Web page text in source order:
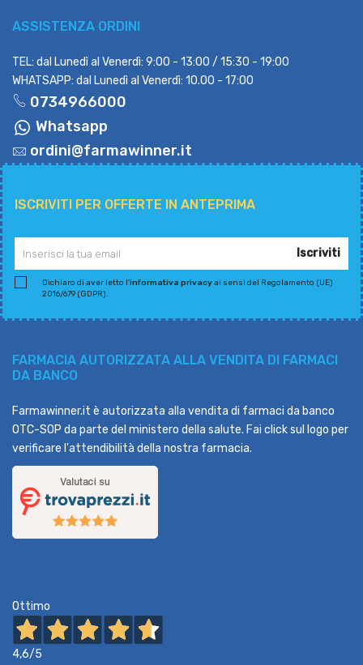
ASSISTENZA ORDINI
TEL: dal Lunedì al Venerdì: 9:00 - 13:00 / 15:30 - 19:00
WHATSAPP: dal Lunedì al Venerdì: 10.00 - 17:00
0734966000
Whatsapp
ordini@farmawinner.it
ISCRIVITI PER OFFERTE IN ANTEPRIMA
Iscriviti
Dichiaro di aver letto l'informativa privacyai sensi del Regolamento (UE)
2016/679 (GDPR).
FARMACIA AUTORIZZATA ALLA VENDITA DI FARMACI
DA BANCO
Farmawinner.it è autorizzata alla vendita di farmaci da banco
OTC-SOP da parte del ministero della salute. Fai click sul logo per
verificare l'attendibilità della nostra farmacia.
Ottimo
4,6/5